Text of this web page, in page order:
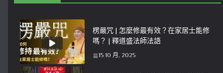
楞嚴咒 | 怎麼修最有效？在家居士能修
嗎？ | 釋道盛法師法語
15 10 月, 2025